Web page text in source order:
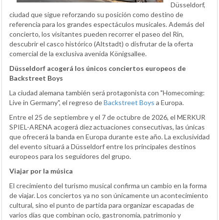
Düsseldorf,
ciudad que sigue reforzando su posición como destino de
referencia para los grandes espectáculos musicales. Además del
concierto, los visitantes pueden recorrer el paseo del Rin,
descubrir el casco histórico (Altstadt) o disfrutar de la oferta
comercial de la exclusiva avenida Königsallee.
Düsseldorf acogerá los únicos conciertos europeos de
Backstreet Boys
La ciudad alemana también será protagonista con "Homecoming:
Live in Germany", el regreso deBackstreet Boys a Europa.
Entre el 25 de septiembre y el 7 de octubre de 2026, el MERKUR
SPIEL-ARENA acogerá diez actuaciones consecutivas, las únicas
que ofrecerá la banda en Europa durante este año. La exclusividad
del evento situará a Düsseldorf entre los principales destinos
europeos para los seguidores del grupo.
Viajar por la música
El crecimiento del turismo musical confirma un cambio en la forma
de viajar. Los conciertos ya no son únicamente un acontecimiento
cultural, sino el punto de partida para organizar escapadas de
varios días que combinan ocio, gastronomía, patrimonio y